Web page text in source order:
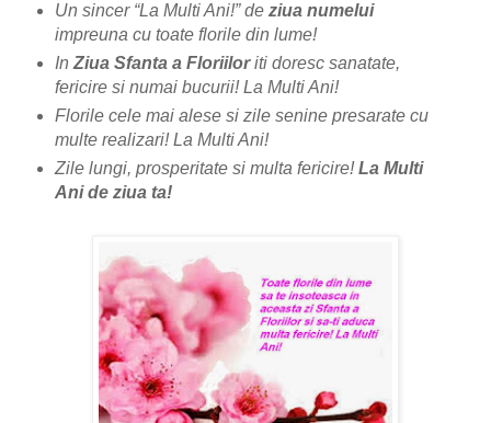
Un sincer “La Multi Ani!” de ziua numelui
impreuna cu toate florile din lume!
In Ziua Sfanta a Floriiloriti doresc sanatate,
fericire si numai bucurii! La Multi Ani!
Florile cele mai alese si zile senine presarate cu
multe realizari! La Multi Ani!
Zile lungi, prosperitate si multa fericire!La Multi
Ani de ziua ta!